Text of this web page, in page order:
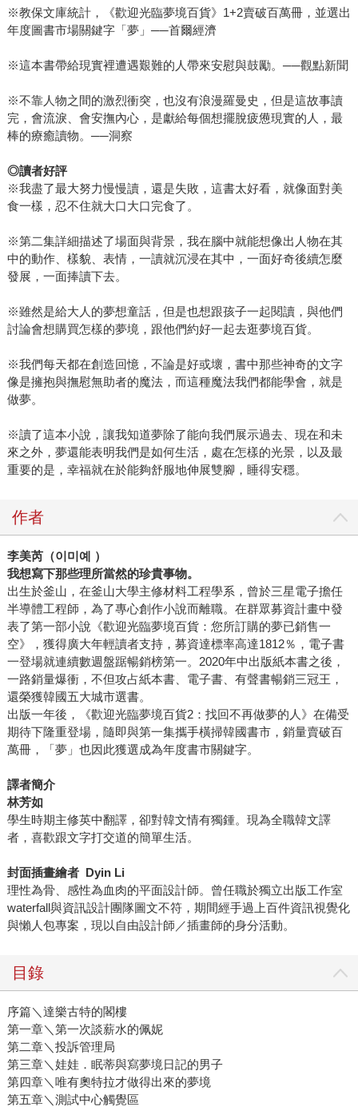
※教保文庫統計，《歡迎光臨夢境百貨》1+2賣破百萬冊，並選出
年度圖書市場關鍵字「夢」──首爾經濟
※這本書帶給現實裡遭遇艱難的人帶來安慰與鼓勵。──觀點新聞
※不靠人物之間的激烈衝突，也沒有浪漫羅曼史，但是這故事讀
完，會流淚、會安撫內心，是獻給每個想擺脫疲憊現實的人，最
棒的療癒讀物。──洞察
◎讀者好評
※我盡了最大努力慢慢讀，還是失敗，這書太好看，就像面對美
食一樣，忍不住就大口大口完食了。
※第二集詳細描述了場面與背景，我在腦中就能想像出人物在其
中的動作、樣貌、表情，一讀就沉浸在其中，一面好奇後續怎麼
發展，一面捧讀下去。
※雖然是給大人的夢想童話，但是也想跟孩子一起閱讀，與他們
討論會想購買怎樣的夢境，跟他們約好一起去逛夢境百貨。
※我們每天都在創造回憶，不論是好或壞，書中那些神奇的文字
像是擁抱與撫慰無助者的魔法，而這種魔法我們都能學會，就是
做夢。
※讀了這本小說，讓我知道夢除了能向我們展示過去、現在和未
來之外，夢還能表明我們是如何生活，處在怎樣的光景，以及最
重要的是，幸福就在於能夠舒服地伸展雙腳，睡得安穩。
作者
李美芮（이미예 ）
我想寫下那些理所當然的珍貴事物。
出生於釜山，在釜山大學主修材料工程學系，曾於三星電子擔任
半導體工程師，為了專心創作小說而離職。在群眾募資計畫中發
表了第一部小說《歡迎光臨夢境百貨：您所訂購的夢已銷售一
空》，獲得廣大年輕讀者支持，募資達標率高達1812％，電子書
一登場就連續數週盤踞暢銷榜第一。2020年中出版紙本書之後，
一路銷量爆衝，不但攻占紙本書、電子書、有聲書暢銷三冠王，
還榮獲韓國五大城市選書。
出版一年後，《歡迎光臨夢境百貨2：找回不再做夢的人》在備受
期待下隆重登場，隨即與第一集攜手橫掃韓國書市，銷量賣破百
萬冊，「夢」也因此獲選成為年度書市關鍵字。
譯者簡介
林芳如
學生時期主修英中翻譯，卻對韓文情有獨鍾。現為全職韓文譯
者，喜歡跟文字打交道的簡單生活。
封面插畫繪者 Dyin Li
理性為骨、感性為血肉的平面設計師。曾任職於獨立出版工作室
waterfall與資訊設計團隊圖文不符，期間經手過上百件資訊視覺化
與懶人包專案，現以自由設計師／插畫師的身分活動。
目錄
序篇＼達樂古特的閣樓
第一章＼第一次談薪水的佩妮
第二章＼投訴管理局
第三章＼娃娃．眠蒂與寫夢境日記的男子
第四章＼唯有奧特拉才做得出來的夢境
第五章＼測試中心觸覺區